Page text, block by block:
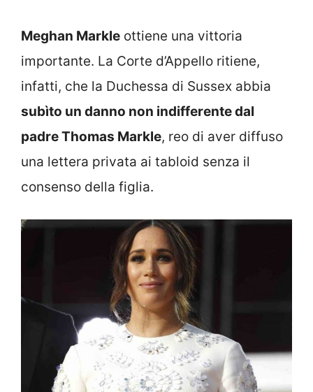
Meghan Markle ottiene una vittoria
importante. La Corte d’Appello ritiene,
infatti, che la Duchessa di Sussex abbia
subìto un danno non indifferente dal
padre Thomas Markle, reo di aver diffuso
una lettera privata ai tabloid senza il
consenso della figlia.